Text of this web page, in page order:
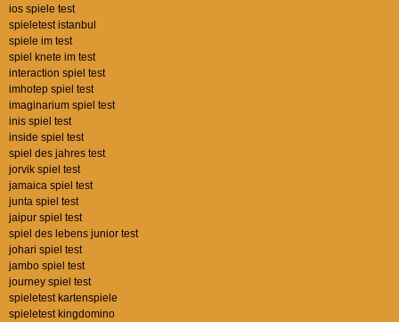
ios spiele test
spieletest istanbul
spiele im test
spiel knete im test
interaction spiel test
imhotep spiel test
imaginarium spiel test
inis spiel test
inside spiel test
spiel des jahres test
jorvik spiel test
jamaica spiel test
junta spiel test
jaipur spiel test
spiel des lebens junior test
johari spiel test
jambo spiel test
journey spiel test
spieletest kartenspiele
spieletest kingdomino